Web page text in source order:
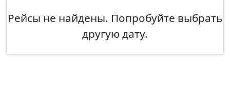
Рейсы не найдены. Попробуйте выбрать
другую дату.